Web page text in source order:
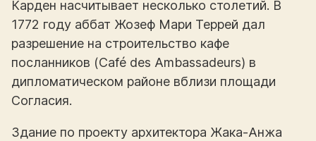
Карден насчитывает несколько столетий. В
1772 году аббат Жозеф Мари Террей дал
разрешение на строительство кафе
посланников (Café des Ambassadeurs) в
дипломатическом районе вблизи площади
Согласия.
Здание по проекту архитектора Жака-Анжа